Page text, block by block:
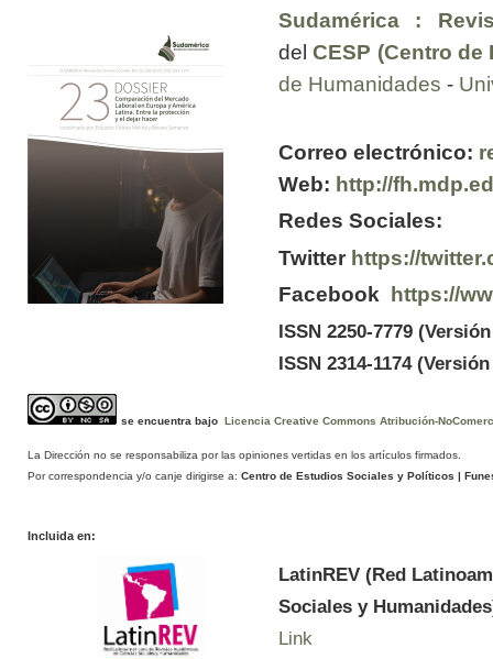
Sudamérica :
delCESP (Centro
de Humanidades -
Correo electrónico:
Web: http://
Redes Sociales:
Twitterhttps://
Facebook
https://
ISSN 2250-7779
ISSN 2314-1174
se encuentra bajo Licencia Creative Commons Atribución-
La Dirección no se responsabiliza por las opiniones vertidas en los artículos firmados.
Por correspondencia y/o canje dirigirse a: Centro de Estudios Sociales y Políticos |
Incluida en:
LatinREV (Red
Sociales y
Link